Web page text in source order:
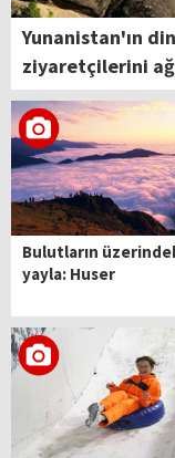
Yunanistan'ın
ziyaretçilerini
Bulutların
yayla: Huser